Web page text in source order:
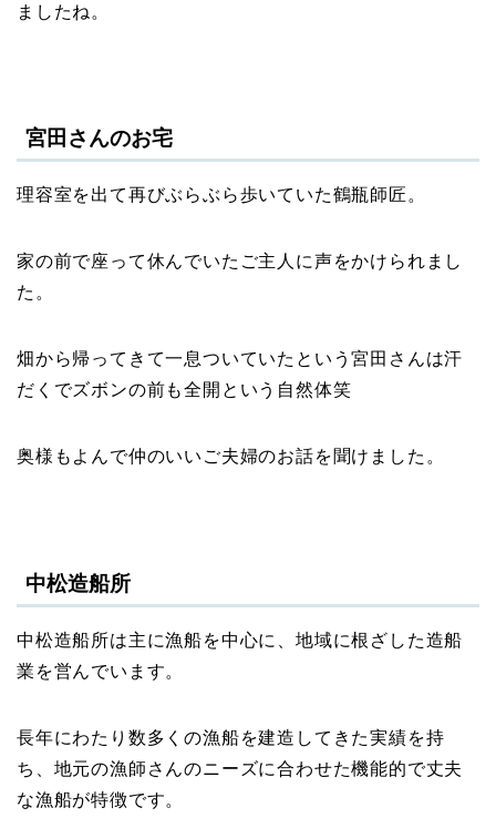
ましたね。
宮田さんのお宅
理容室を出て再びぶらぶら歩いていた鶴瓶師匠。
家の前で座って休んでいたご主人に声をかけられまし
た。
畑から帰ってきて一息ついていたという宮田さんは汗
だくでズボンの前も全開という自然体笑
奥様もよんで仲のいいご夫婦のお話を聞けました。
中松造船所
中松造船所は主に漁船を中心に、地域に根ざした造船
業を営んでいます。
長年にわたり数多くの漁船を建造してきた実績を持
ち、地元の漁師さんのニーズに合わせた機能的で丈夫
な漁船が特徴です。